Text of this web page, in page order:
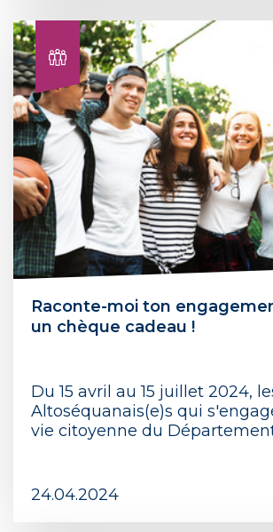
Raconte-moi ton
un chèque cadeau !
Du 15 avril au 15 juillet 2024,
Altoséquanais(e)s qui
vie citoyenne du
24.04.2024